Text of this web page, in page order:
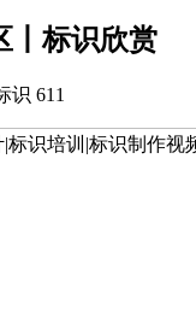
丨标识欣赏
识 611